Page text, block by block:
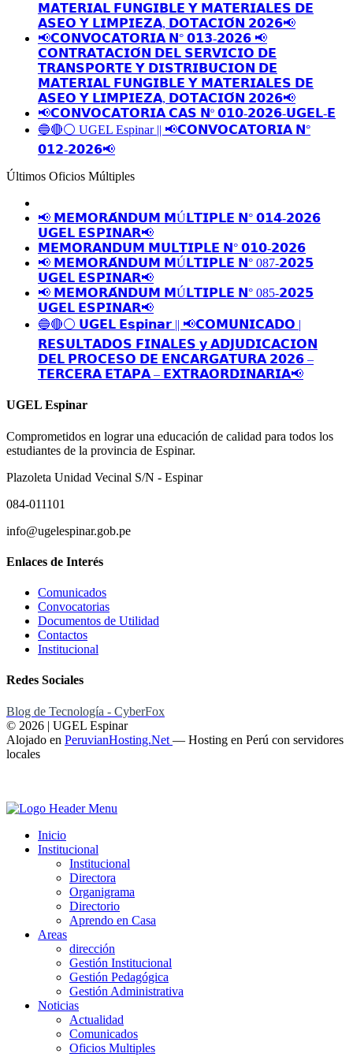
𝗠𝗔𝗧𝗘𝗥𝗜𝗔𝗟 𝗙𝗨𝗡𝗚𝗜𝗕𝗟𝗘 𝗬 𝗠𝗔𝗧𝗘𝗥𝗜𝗔𝗟𝗘𝗦 𝗗𝗘
𝗔𝗦𝗘𝗢 𝗬 𝗟𝗜𝗠𝗣𝗜𝗘𝗭𝗔, 𝗗𝗢𝗧𝗔𝗖𝗜𝗢́𝗡 𝟮𝟬𝟮𝟲📢
📢𝗖𝗢𝗡𝗩𝗢𝗖𝗔𝗧𝗢𝗥𝗜𝗔 𝗡° 𝟬𝟭𝟯-𝟮𝟬𝟮𝟲 📢
𝗖𝗢𝗡𝗧𝗥𝗔𝗧𝗔𝗖𝗜𝗢́𝗡 𝗗𝗘𝗟 𝗦𝗘𝗥𝗩𝗜𝗖𝗜𝗢 𝗗𝗘
𝗧𝗥𝗔𝗡𝗦𝗣𝗢𝗥𝗧𝗘 𝗬 𝗗𝗜𝗦𝗧𝗥𝗜𝗕𝗨𝗖𝗜𝗢𝗡 𝗗𝗘
𝗠𝗔𝗧𝗘𝗥𝗜𝗔𝗟 𝗙𝗨𝗡𝗚𝗜𝗕𝗟𝗘 𝗬 𝗠𝗔𝗧𝗘𝗥𝗜𝗔𝗟𝗘𝗦 𝗗𝗘
𝗔𝗦𝗘𝗢 𝗬 𝗟𝗜𝗠𝗣𝗜𝗘𝗭𝗔, 𝗗𝗢𝗧𝗔𝗖𝗜𝗢́𝗡 𝟮𝟬𝟮𝟲📢
📢𝗖𝗢𝗡𝗩𝗢𝗖𝗔𝗧𝗢𝗥𝗜𝗔 𝗖𝗔𝗦 𝗡º 𝟬𝟭𝟬-𝟮𝟬𝟮𝟲-𝗨𝗚𝗘𝗟-𝗘
🔵🔴⚪️ UGEL Espinar || 📢𝗖𝗢𝗡𝗩𝗢𝗖𝗔𝗧𝗢𝗥𝗜𝗔 𝗡°
𝟬𝟭𝟮-𝟮𝟬𝟮𝟲📢
Últimos Oficios Múltiples
📢 𝗠𝗘𝗠𝗢𝗥𝗔́𝗡𝗗𝗨𝗠 𝗠Ú𝗟𝗧𝗜𝗣𝗟𝗘 𝗡° 𝟬𝟭𝟰-𝟮𝟬𝟮𝟲
𝗨𝗚𝗘𝗟 𝗘𝗦𝗣𝗜𝗡𝗔𝗥📢
𝗠𝗘𝗠𝗢𝗥𝗔𝗡𝗗𝗨𝗠 𝗠𝗨𝗟𝗧𝗜𝗣𝗟𝗘 𝗡° 𝟬𝟭𝟬-𝟮𝟬𝟮𝟲
📢 𝗠𝗘𝗠𝗢𝗥𝗔́𝗡𝗗𝗨𝗠 𝗠Ú𝗟𝗧𝗜𝗣𝗟𝗘 𝗡° 087-𝟮𝟬𝟮𝟱
𝗨𝗚𝗘𝗟 𝗘𝗦𝗣𝗜𝗡𝗔𝗥📢
📢 𝗠𝗘𝗠𝗢𝗥𝗔́𝗡𝗗𝗨𝗠 𝗠Ú𝗟𝗧𝗜𝗣𝗟𝗘 𝗡° 085-𝟮𝟬𝟮𝟱
𝗨𝗚𝗘𝗟 𝗘𝗦𝗣𝗜𝗡𝗔𝗥📢
🔵🔴⚪️ 𝗨𝗚𝗘𝗟 𝗘𝘀𝗽𝗶𝗻𝗮𝗿 || 📢𝗖𝗢𝗠𝗨𝗡𝗜𝗖𝗔𝗗𝗢 |
𝗥𝗘𝗦𝗨𝗟𝗧𝗔𝗗𝗢𝗦 𝗙𝗜𝗡𝗔𝗟𝗘𝗦 𝘆 𝗔𝗗𝗝𝗨𝗗𝗜𝗖𝗔𝗖𝗜𝗢𝗡
𝗗𝗘𝗟 𝗣𝗥𝗢𝗖𝗘𝗦𝗢 𝗗𝗘 𝗘𝗡𝗖𝗔𝗥𝗚𝗔𝗧𝗨𝗥𝗔 𝟮𝟬𝟮𝟲 –
𝗧𝗘𝗥𝗖𝗘𝗥𝗔 𝗘𝗧𝗔𝗣𝗔 – 𝗘𝗫𝗧𝗥𝗔𝗢𝗥𝗗𝗜𝗡𝗔𝗥𝗜𝗔📢
UGEL Espinar
Comprometidos en lograr una educación de calidad para todos los
estudiantes de la provincia de Espinar.
Plazoleta Unidad Vecinal S/N - Espinar
084-011101
info@ugelespinar.gob.pe
Enlaces de Interés
Comunicados
Convocatorias
Documentos de Utilidad
Contactos
Institucional
Redes Sociales
Blog de Tecnología - CyberFox
© 2026 | UGEL Espinar
Alojado en PeruvianHosting.Net — Hosting en Perú con servidores
locales
Inicio
Institucional
Institucional
Directora
Organigrama
Directorio
Aprendo en Casa
Areas
dirección
Gestión Institucional
Gestión Pedagógica
Gestión Administrativa
Noticias
Actualidad
Comunicados
Oficios Multiples